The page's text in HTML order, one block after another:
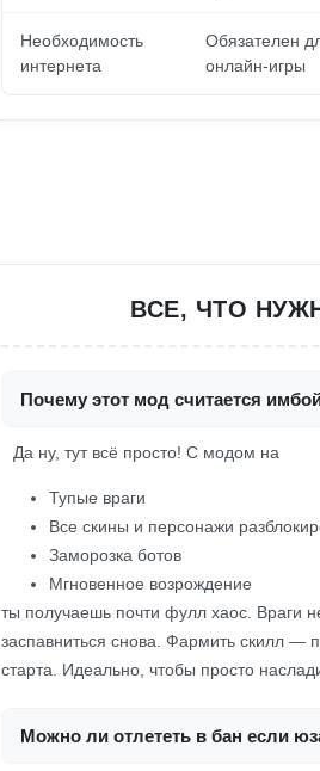
Необходимость
интернета
Обязателен
онлайн-игры
ВСЕ, ЧТО
Почему этот мод считается
Да ну, тут всё просто! С модом на
Тупые враги
Все скины и персонажи
Заморозка ботов
Мгновенное возрождение
ты получаешь почти фулл хаос. Враги
заспавниться снова. Фармить скилл —
старта. Идеально, чтобы просто
Можно ли отлететь в бан если